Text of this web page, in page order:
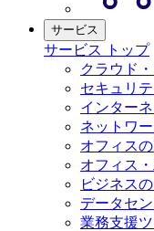
サービス
サービス トップ
クラウド
セキュリテ
インターネ
ネットワ
オフィス
オフィス
ビジネス
データセ
業務支援